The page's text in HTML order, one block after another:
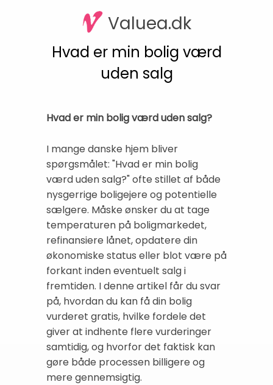
Valuea.dk
Hvad er min bolig værd
uden salg
Hvad er min bolig værd uden salg?
I mange danske hjem bliver
spørgsmålet: "Hvad er min bolig
værd uden salg?" ofte stillet af både
nysgerrige boligejere og potentielle
sælgere. Måske ønsker du at tage
temperaturen på boligmarkedet,
refinansiere lånet, opdatere din
økonomiske status eller blot være på
forkant inden eventuelt salg i
fremtiden. I denne artikel får du svar
på, hvordan du kan få din bolig
vurderet gratis, hvilke fordele det
giver at indhente flere vurderinger
samtidig, og hvorfor det faktisk kan
gøre både processen billigere og
mere gennemsigtig.